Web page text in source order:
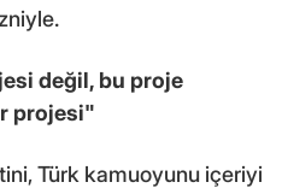
değil, bu proje
projesi"
Türk kamuoyunu içeriyi